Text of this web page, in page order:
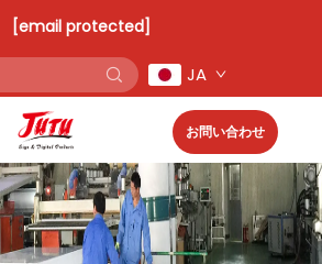
[email protected]
JA
お問い合わせ